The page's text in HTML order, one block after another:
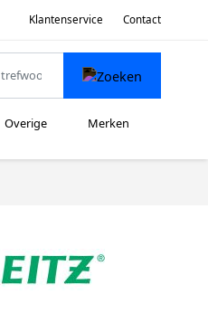
Klantenservice Contact
Overige Merken